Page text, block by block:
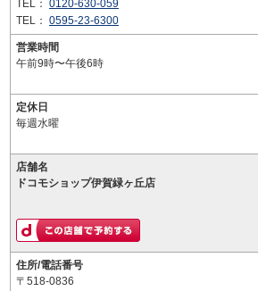
TEL： 0120-630-059
TEL： 0595-23-6300
営業時間
午前9時〜午後6時
定休日
毎週水曜
店舗名
ドコモショップ伊賀緑ヶ丘店
住所/電話番号
〒518-0836